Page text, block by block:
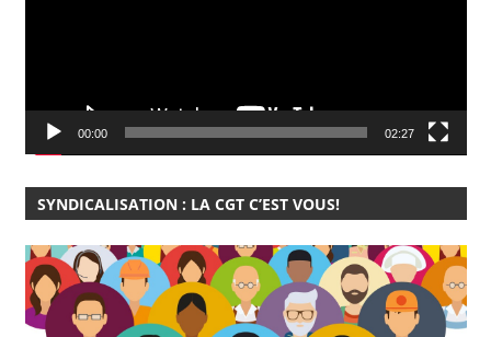
00:00 02:27
SYNDICALISATION : LA CGT C’EST VOUS!